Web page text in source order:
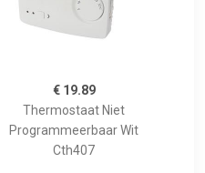
€ 19.89
Thermostaat Niet
Programmeerbaar Wit
Cth407